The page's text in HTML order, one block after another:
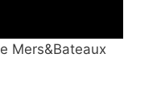
Mers&Bateaux